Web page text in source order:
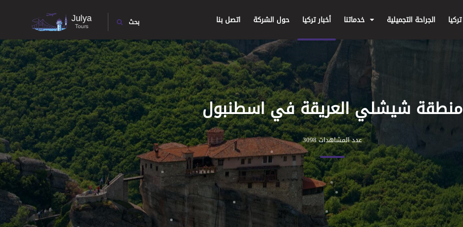
بحث الجراحة التجميلية أخبار تركيا حول الشركة اتصل بنا
منطقة شيشلي العريقة في اسطنبول
عدد المشاهدات 3098